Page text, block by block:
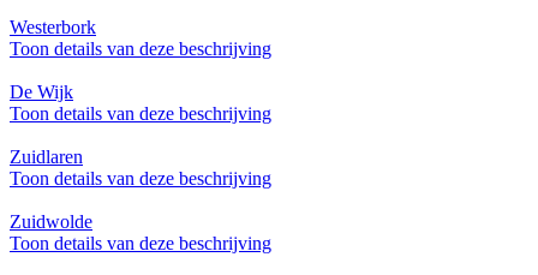
Westerbork
Toon details van deze beschrijving
De Wijk
Toon details van deze beschrijving
Zuidlaren
Toon details van deze beschrijving
Zuidwolde
Toon details van deze beschrijving